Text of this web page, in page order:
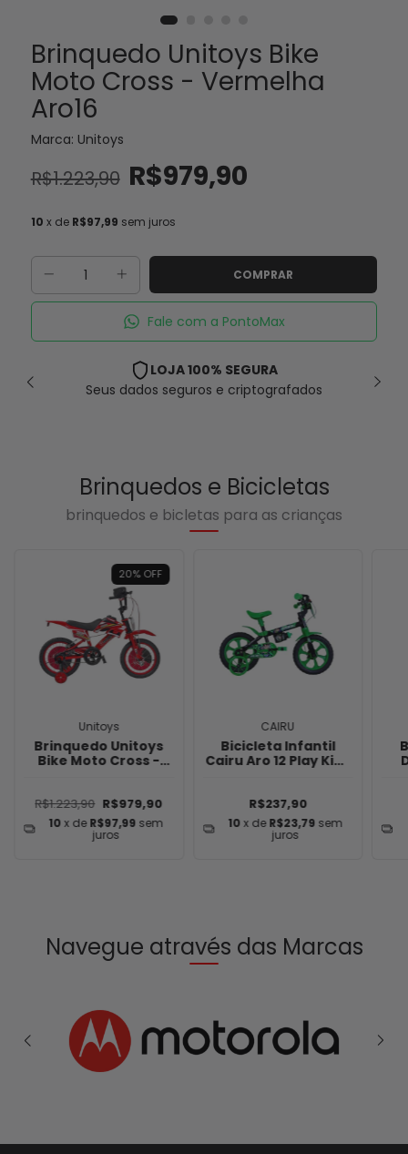
Brinquedo Unitoys Bike
Moto Cross - Vermelha
Aro16
Marca: Unitoys
R$1.223,90 R$979,90
10 x de R$97,99 sem juros
Fale com a PontoMax
LOJA 100% SEGURA
Seus dados seguros e criptografados
Brinquedos e Bicicletas
brinquedos e bicletas para as crianças
20%OFF
Unitoys
Brinquedo Unitoys
Bike Moto Cross -
R$1.223,90 R$979,90
10x deR$97,99 sem
juros
CAIRU
Bicicleta Infantil
Cairu Aro 12 Play Kids
R$237,90
10x deR$23,79 sem
juros
Navegue através das Marcas